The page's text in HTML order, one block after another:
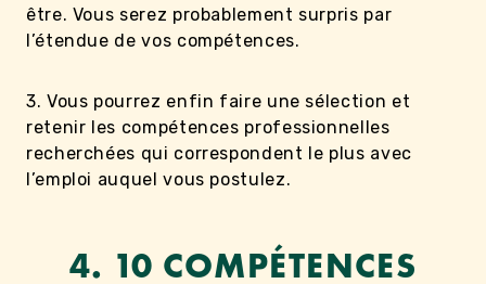
être. Vous serez probablement surpris par
l’étendue de vos compétences.
3. Vous pourrez enfin faire une sélection et
retenir les compétences professionnelles
recherchées qui correspondent le plus avec
l’emploi auquel vous postulez.
4. 10 COMPÉTENCES